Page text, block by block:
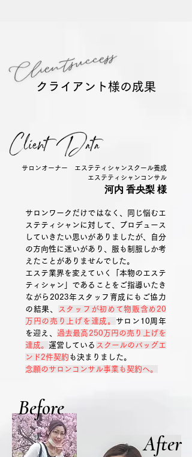
クライアント様の成果
サロンオーナー エステティシャンスクール養成
エステティシャンコンサル
河内 香央梨 様
サロンワークだけではなく、同じ悩むエ
ステティシャンに対して、プロデュース
していきたい思いがありましたが、自分
の方向性に迷いがあり、服も制服しか考
えたことがありませんでした。
エステ業界を変えていく「本物のエステ
ティシャン」であることをご指導いたき
ながら2023年スタッフ育成にもご協力
の結果、
スタッフが初めて物販含め20
万円の売り上げを達成。
サロン10周年
を迎え、 過去最高250万円の売り上げを
達成。運営している スクールのバッグエ
ンド2件契約 も決まりました。
念願のサロンコンサル事業も契約へ。
After
Before